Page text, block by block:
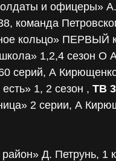
и офицеры»
команда
кольцо» ПЕРВЫЙ
1,2,4 сезон О
серий, А
1, 2 сезон , ТВ 3
2 серии, А
Д. Петрунь, 1